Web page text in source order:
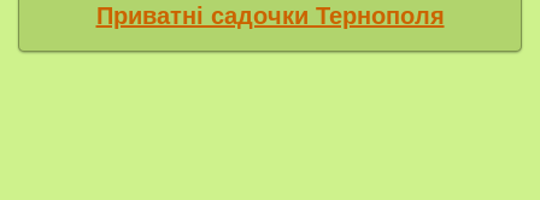
Приватні садочки Тернополя